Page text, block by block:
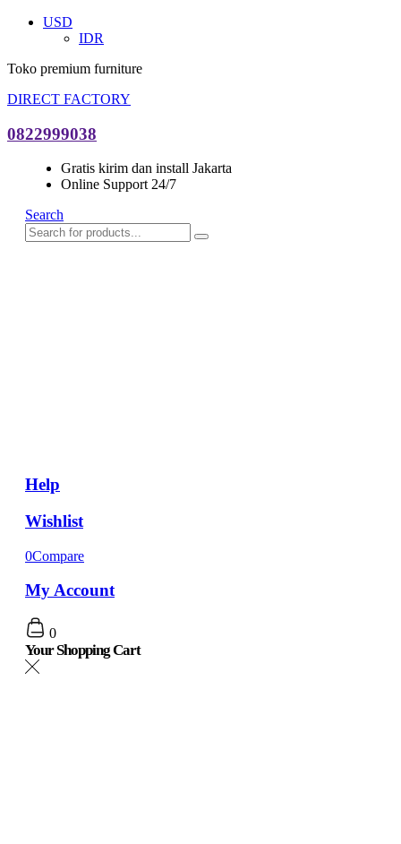
USD
IDR
Toko premium furniture
DIRECT FACTORY
0822999038
Gratis kirim dan install Jakarta
Online Support 24/7
Search
Help
Wishlist
0Compare
My Account
0
Your Shopping Cart